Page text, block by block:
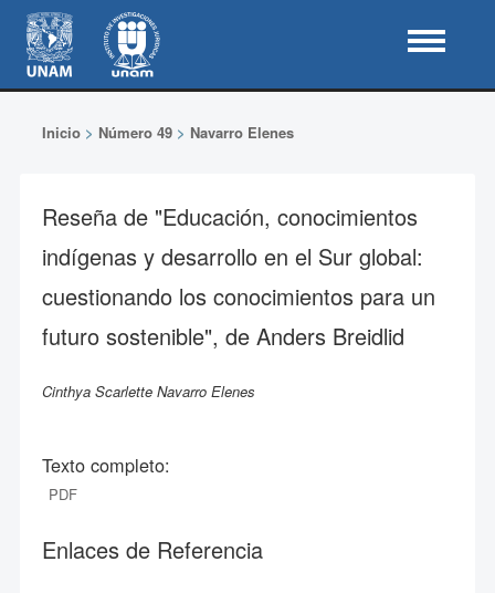
Inicio> Número 49> Navarro Elenes
Reseña de "Educación, conocimientos
indígenas y desarrollo en el Sur global:
cuestionando los conocimientos para un
futuro sostenible", de Anders Breidlid
Cinthya Scarlette Navarro Elenes
Texto completo:
PDF
Enlaces de Referencia